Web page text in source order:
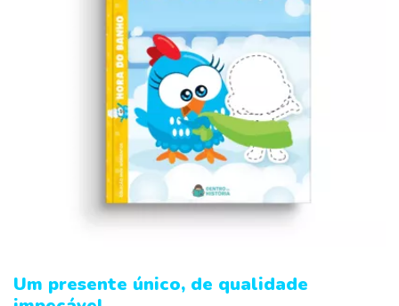
Um presente único, de qualidade